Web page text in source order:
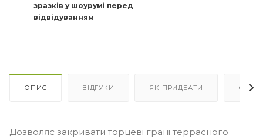
зразків у шоурумі перед
відвідуванням
ОПИС ВІДГУКИ ЯК ПРИДБАТИ
Дозволяє закривати торцеві грані террасного